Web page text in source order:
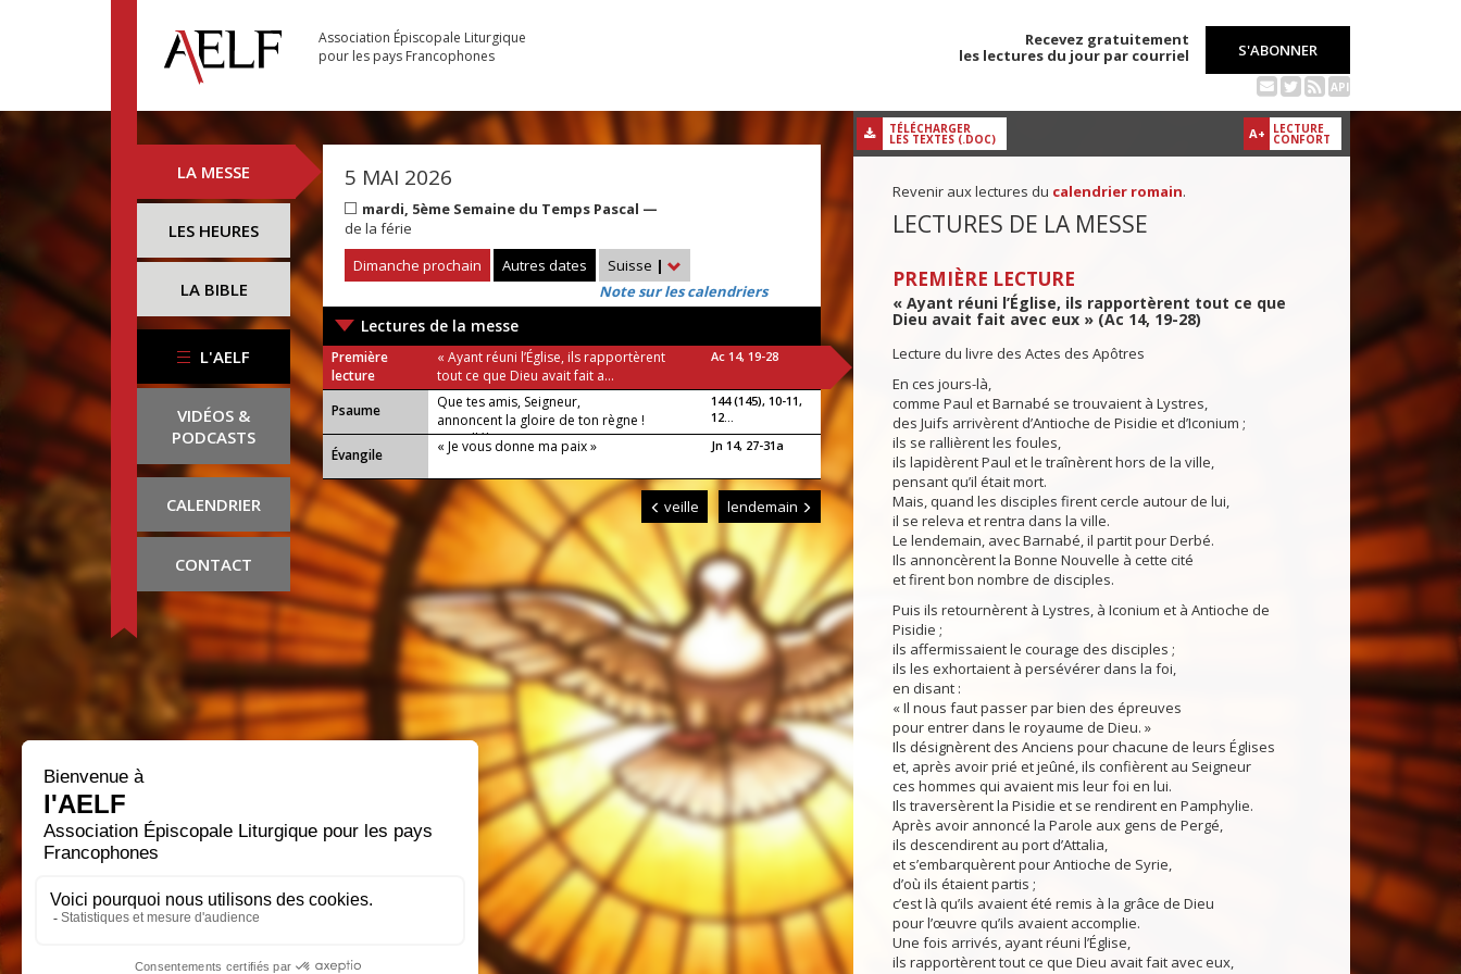
Association Épiscopale Liturgique
pour les pays Francophones
Recevez gratuitement
les lectures du jour par courriel
S'ABONNER
API
LA MESSE
LES HEURES
LA BIBLE
L'AELF
VIDÉOS &
PODCASTS
CALENDRIER
CONTACT
5 MAI 2026
mardi, 5ème Semaine du Temps Pascal —
de la férie
Dimanche prochain
Autres dates Suisse |
Note sur les calendriers
Lectures de la messe
Première
lecture
« Ayant réuni l’Église, ils rapportèrent
tout ce que Dieu avait fait a...
Ac 14, 19-28
Psaume
Que tes amis, Seigneur,
annoncent la gloire de ton règne !
ou : Alléluia !
144 (145), 10-11,
12...
Évangile « Je vous donne ma paix » Jn 14, 27-31a
veille lendemain
A+ LECTURE
CONFORT
TÉLÉCHARGER
LES TEXTES (.DOC)
Revenir aux lectures du calendrier romain.
LECTURES DE LA MESSE
PREMIÈRE LECTURE
« Ayant réuni l’Église, ils rapportèrent tout ce que
Dieu avait fait avec eux » (Ac 14, 19-28)
Lecture du livre des Actes des Apôtres
En ces jours-là,
comme Paul et Barnabé se trouvaient à Lystres,
des Juifs arrivèrent d’Antioche de Pisidie et d’Iconium ;
ils se rallièrent les foules,
ils lapidèrent Paul et le traînèrent hors de la ville,
pensant qu’il était mort.
Mais, quand les disciples firent cercle autour de lui,
il se releva et rentra dans la ville.
Le lendemain, avec Barnabé, il partit pour Derbé.
Ils annoncèrent la Bonne Nouvelle à cette cité
et firent bon nombre de disciples.
Puis ils retournèrent à Lystres, à Iconium et à Antioche de
Pisidie ;
ils affermissaient le courage des disciples ;
ils les exhortaient à persévérer dans la foi,
en disant :
« Il nous faut passer par bien des épreuves
pour entrer dans le royaume de Dieu. »
Ils désignèrent des Anciens pour chacune de leurs Églises
et, après avoir prié et jeûné, ils confièrent au Seigneur
ces hommes qui avaient mis leur foi en lui.
Ils traversèrent la Pisidie et se rendirent en Pamphylie.
Après avoir annoncé la Parole aux gens de Pergé,
ils descendirent au port d’Attalia,
et s’embarquèrent pour Antioche de Syrie,
d’où ils étaient partis ;
c’est là qu’ils avaient été remis à la grâce de Dieu
pour l’œuvre qu’ils avaient accomplie.
Une fois arrivés, ayant réuni l’Église,
ils rapportèrent tout ce que Dieu avait fait avec eux,